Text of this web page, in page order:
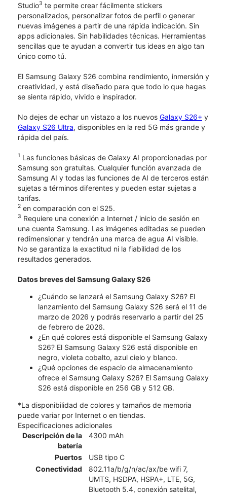
Studio3 te permite crear fácilmente stickers
personalizados, personalizar fotos de perfil o generar
nuevas imágenes a partir de una rápida indicación. Sin
apps adicionales. Sin habilidades técnicas. Herramientas
sencillas que te ayudan a convertir tus ideas en algo tan
único como tú.
El Samsung Galaxy S26 combina rendimiento, inmersión y
creatividad, y está diseñado para que todo lo que hagas
se sienta rápido, vívido e inspirador.
No dejes de echar un vistazo a los nuevos Galaxy S26+ y
Galaxy S26 Ultra, disponibles en la red 5G más grande y
rápida del país.
1 Las funciones básicas de Galaxy AI proporcionadas por
Samsung son gratuitas. Cualquier función avanzada de
Samsung AI y todas las funciones de AI de terceros están
sujetas a términos diferentes y pueden estar sujetas a
tarifas.
2 en comparación con el S25.
3 Requiere una conexión a Internet / inicio de sesión en
una cuenta Samsung. Las imágenes editadas se pueden
redimensionar y tendrán una marca de agua AI visible.
No se garantiza la exactitud ni la fiabilidad de los
resultados generados.
Datos breves del Samsung Galaxy S26
¿Cuándo se lanzará el Samsung Galaxy S26? El
lanzamiento del Samsung Galaxy S26 será el 11 de
marzo de 2026 y podrás reservarlo a partir del 25
de febrero de 2026.
¿En qué colores está disponible el Samsung Galaxy
S26? El Samsung Galaxy S26 está disponible en
negro, violeta cobalto, azul cielo y blanco.
¿Qué opciones de espacio de almacenamiento
ofrece el Samsung Galaxy S26? El Samsung Galaxy
S26 está disponible en 256 GB y 512 GB.
*La disponibilidad de colores y tamaños de memoria
puede variar por Internet o en tiendas.
Especificaciones adicionales
Descripción de la
batería
4300 mAh
Puertos
USB tipo C
Conectividad
802.11a/b/g/n/ac/ax/be wifi 7,
UMTS, HSDPA, HSPA+, LTE, 5G,
Bluetooth 5.4, conexión satelital,